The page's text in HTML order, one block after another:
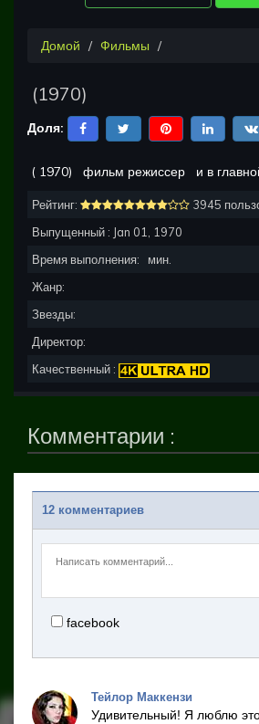
Домой Фильмы
(1970)
Доля:
( 1970) фильм режиссер и в
Рейтинг:
3945
Выпущенный : Jan 01, 1970
Время выполнения:
мин.
Жанр:
Звезды:
Директор:
Качественный :
Комментарии :
12 комментариев
facebook
Тейлор Маккензи
Удивительный! Я люблю